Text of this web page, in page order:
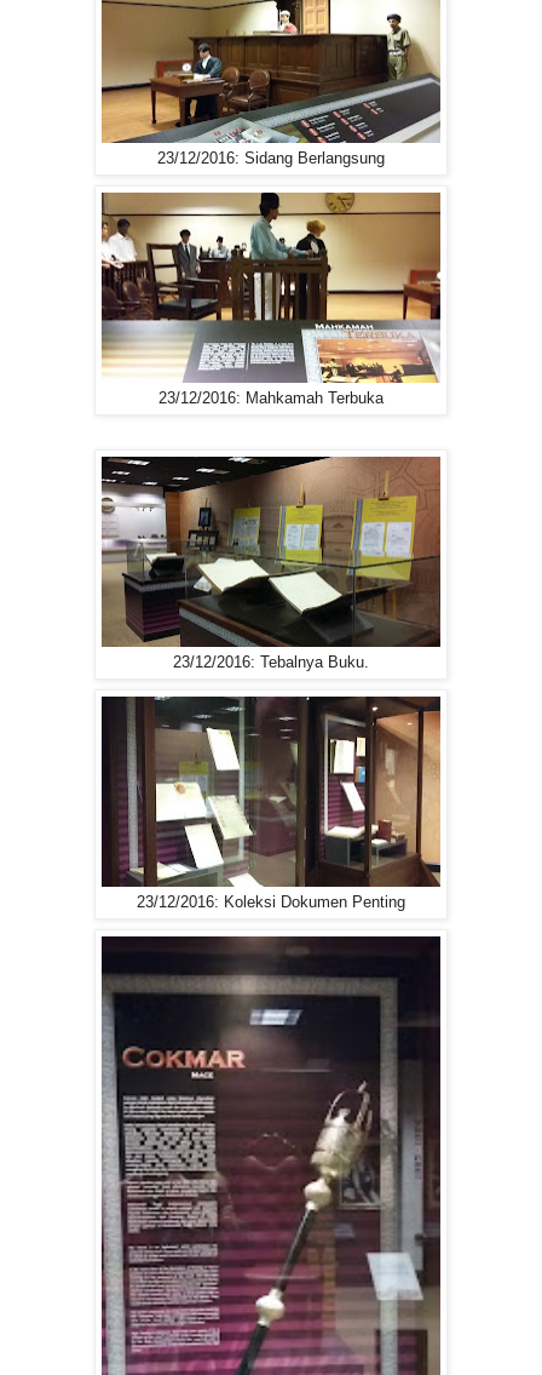
23/12/2016: Sidang Berlangsung
23/12/2016: Mahkamah Terbuka
23/12/2016: Tebalnya Buku.
23/12/2016: Koleksi Dokumen Penting